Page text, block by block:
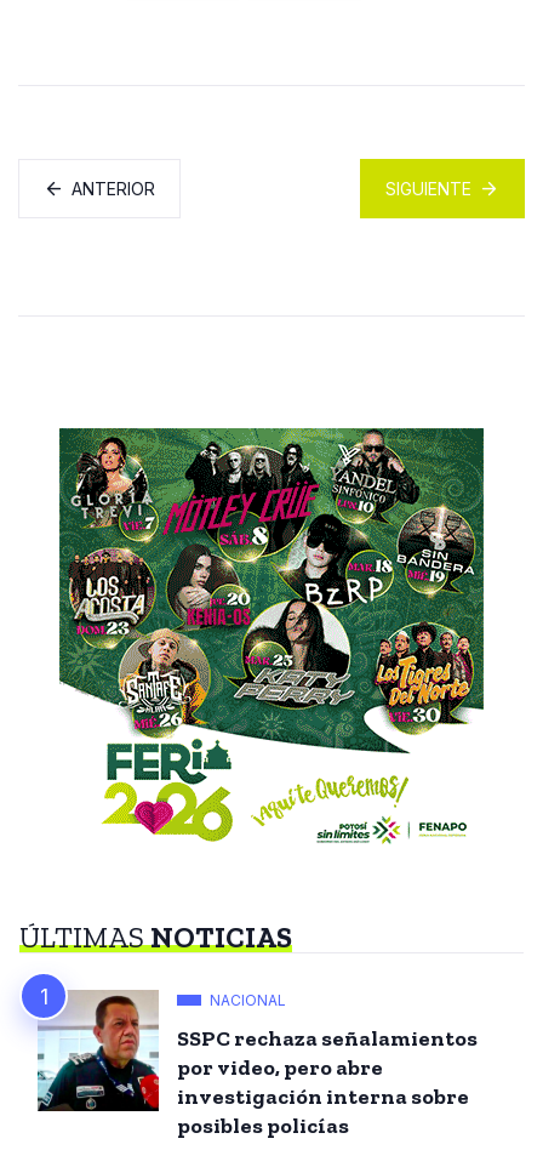
ANTERIOR SIGUIENTE
ÚLTIMASNOTICIAS
NACIONAL
SSPC rechaza señalamientos
por video, pero abre
investigación interna sobre
posibles policías